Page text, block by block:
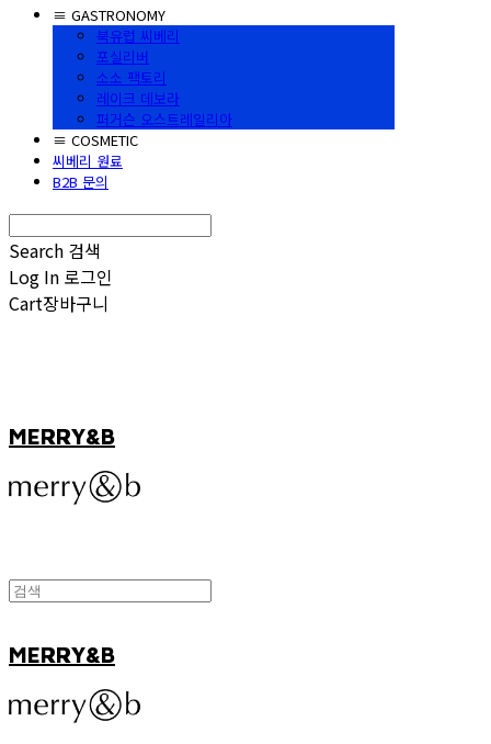
≡ GASTRONOMY
북유럽 씨베리
포실리버
소소 팩토리
레이크 데보라
퍼거슨 오스트레일리아
≡ COSMETIC
씨베리 원료
B2B 문의
Search 검색
Log In 로그인
Cart장바구니
MERRY&B
MERRY&B